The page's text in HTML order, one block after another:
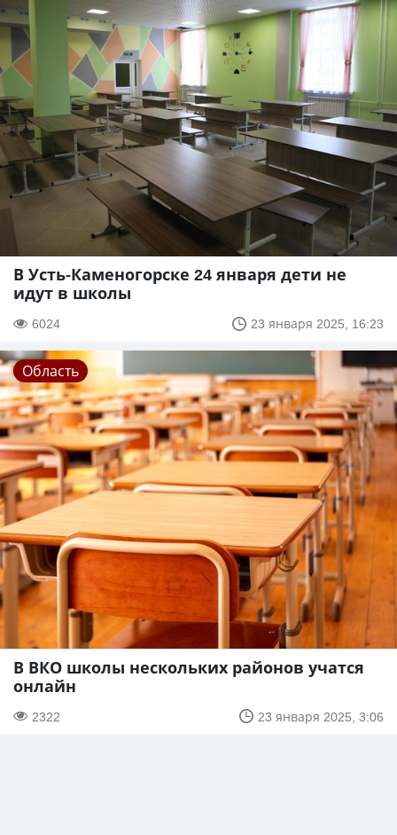
В Усть-Каменогорске 24 января дети не
идут в школы
6024 23 января 2025, 16:23
Область
В ВКО школы нескольких районов учатся
онлайн
2322 23 января 2025, 3:06